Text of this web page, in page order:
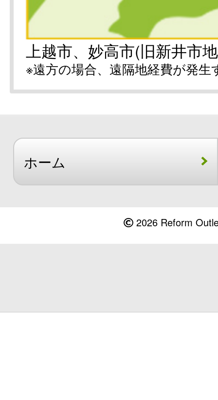
上越市、妙高市(旧新井市
※遠方の場合、遠隔地経費が発
ホーム
2026 Reform